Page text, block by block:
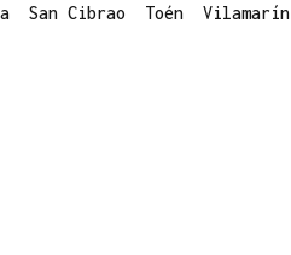
San Cibrao Toén Vilamarín